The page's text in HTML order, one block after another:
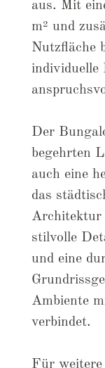
aus. Mit
m² und
Nutzfläche
individuelle
Der
begehrten
auch eine
das
Architektur
stilvolle
und eine
Ambiente
verbindet.
Für